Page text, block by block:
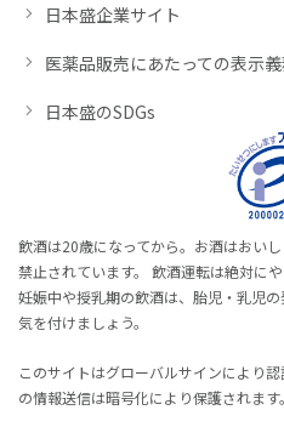
日本盛企業サイト
医薬品販売にあたっての表示
日本盛のSDGs
飲酒は20歳になってから。お酒はおい
禁止されています。 飲酒運転は絶対にや
妊娠中や授乳期の飲酒は、胎児・乳児の
気を付けましょう。
このサイトはグローバルサインにより
の情報送信は暗号化により保護されます。